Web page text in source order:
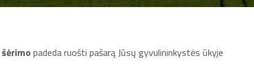
šėrimo padeda ruošti pašarą Jūsų gyvulininkystės ūkyje